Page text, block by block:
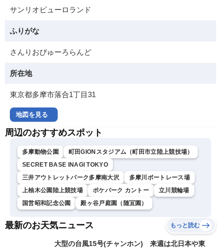
サンリオピューロランド
ふりがな
さんりおぴゅーろらんど
所在地
東京都多摩市落合1丁目31
地図を見る
周辺のおすすめスポット
多摩動物公園
町田GIONスタジアム（町田市立陸上競技場）
SECRET BASE INAGI TOKYO
三井アウトレットパーク多摩南大沢
多摩川ボートレース場
上柚木公園陸上競技場
ポケパーク カントー
立川競輪場
国営昭和記念公園
殿ヶ谷戸庭園（随冝園）
最新のお天気ニュース もっと読む
大型の台風15号(チャンホン) 来週は北日本や東